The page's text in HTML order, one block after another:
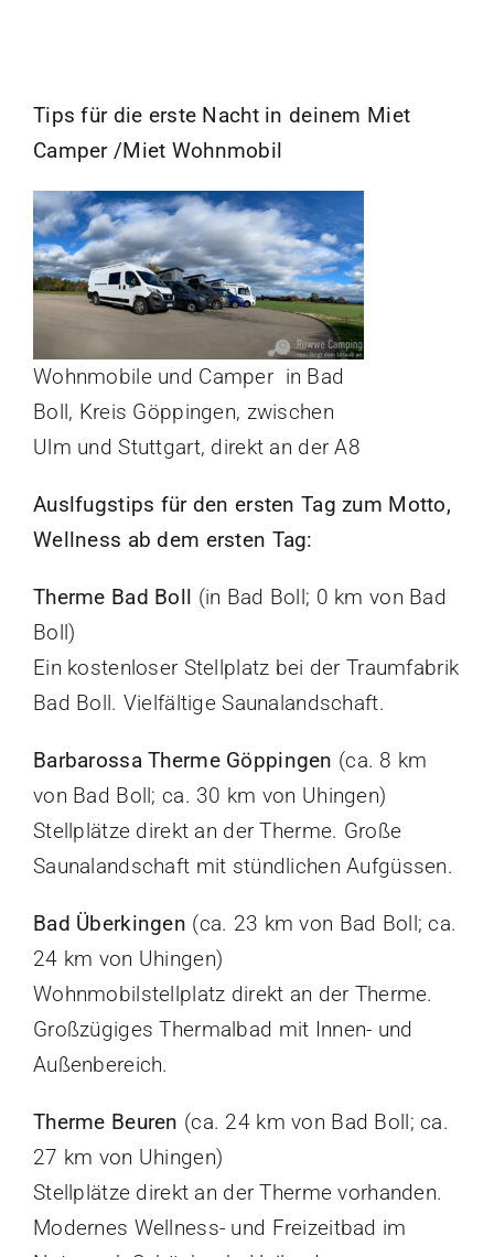
Tips für die erste Nacht in deinem Miet
Camper /Miet Wohnmobil
Wohnmobile und Camper in Bad
Boll, Kreis Göppingen, zwischen
Ulm und Stuttgart, direkt an der A8
Auslfugstips für den ersten Tag zum Motto,
Wellness ab dem ersten Tag:
Therme Bad Boll (in Bad Boll; 0 km von Bad
Boll)
Ein kostenloser Stellplatz bei der Traumfabrik
Bad Boll. Vielfältige Saunalandschaft.
Barbarossa Therme Göppingen (ca. 8 km
von Bad Boll; ca. 30 km von Uhingen)
Stellplätze direkt an der Therme. Große
Saunalandschaft mit stündlichen Aufgüssen.
Bad Überkingen (ca. 23 km von Bad Boll; ca.
24 km von Uhingen)
Wohnmobilstellplatz direkt an der Therme.
Großzügiges Thermalbad mit Innen- und
Außenbereich.
Therme Beuren (ca. 24 km von Bad Boll; ca.
27 km von Uhingen)
Stellplätze direkt an der Therme vorhanden.
Modernes Wellness- und Freizeitbad im